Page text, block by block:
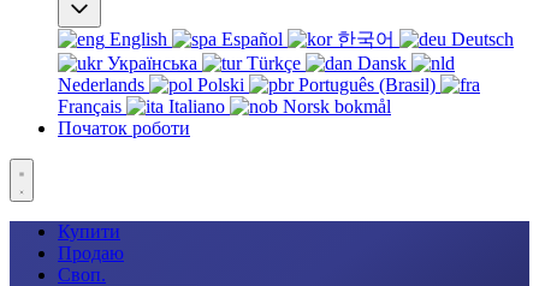
English Español 한국어
Deutsch
Українська
Türkçe
Dansk
Nederlands
Polski
Português (Brasil)
Français
Italiano
Norsk bokmål
Початок роботи
Купити
Продаю
Своп.